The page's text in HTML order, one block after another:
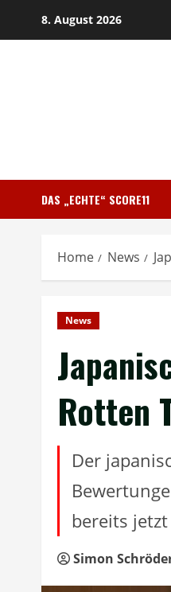
8. August 2026
DAS „ECHTE“ SCORE11
Home News
News
Rotten
Der
bereits
Simon